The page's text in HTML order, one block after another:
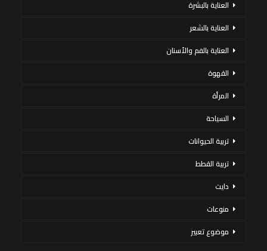
العناية بالبشرة
العناية بالشعر
العناية بالفم والأسنان
القهوة
المرأة
السياحة
تربية الحيوانات
تربية القطط
دايت
منوعات
موضوع تعبير